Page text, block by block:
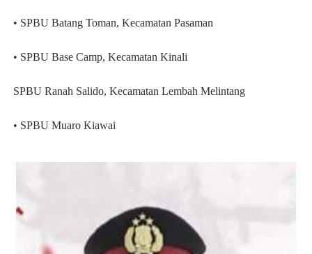
• SPBU Batang Toman, Kecamatan Pasaman
• SPBU Base Camp, Kecamatan Kinali
SPBU Ranah Salido, Kecamatan Lembah Melintang
• SPBU Muaro Kiawai